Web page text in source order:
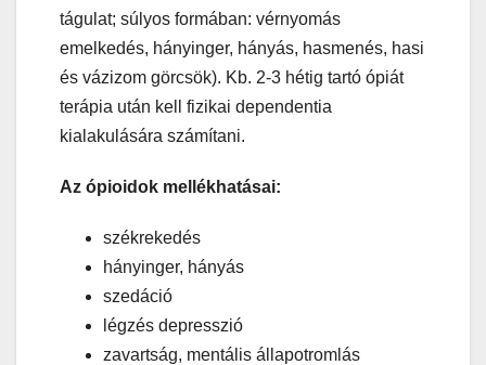
tágulat; súlyos formában: vérnyomás
emelkedés, hányinger, hányás, hasmenés, hasi
és vázizom görcsök). Kb. 2-3 hétig tartó ópiát
terápia után kell fizikai dependentia
kialakulására számítani.
Az ópioidok mellékhatásai:
székrekedés
hányinger, hányás
szedáció
légzés depresszió
zavartság, mentális állapotromlás